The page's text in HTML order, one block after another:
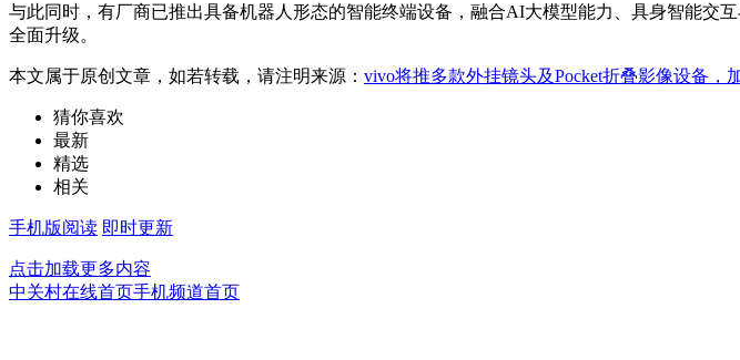
与此同时，有厂商已推出具备机器人形态的智能终端设备，融合AI大模型能力、具身智能交
全面升级。
本文属于原创文章，如若转载，请注明来源： vivo将推多款外挂镜头及Pocket折叠影像设备，
猜你喜欢
最新
精选
相关
手机版阅读 即时更新
点击加载更多内容
中关村在线首页手机频道首页